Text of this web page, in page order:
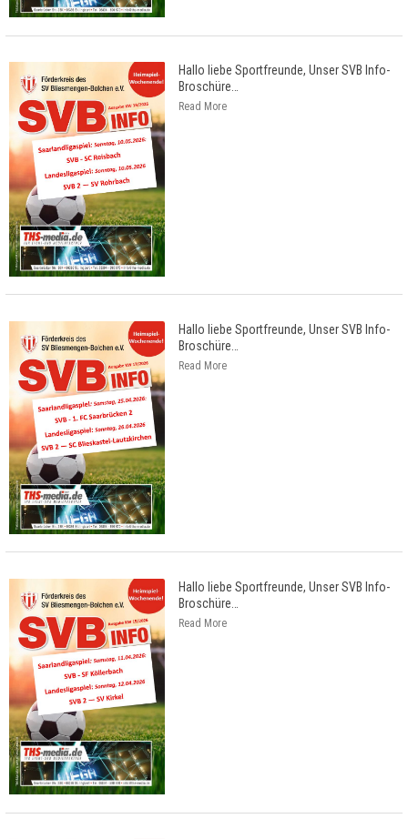
Hallo liebe Sportfreunde, Unser SVB Info-
Broschüre
Read More
Hallo liebe Sportfreunde, Unser SVB Info-
Broschüre
Read More
Hallo liebe Sportfreunde, Unser SVB Info-
Broschüre
Read More